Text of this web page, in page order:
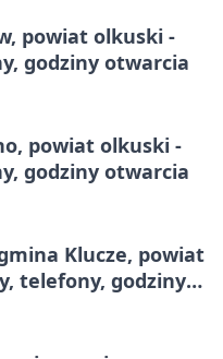
powiat olkuski -
godziny otwarcia
powiat olkuski -
godziny otwarcia
Klucze, powiat
telefony, godziny